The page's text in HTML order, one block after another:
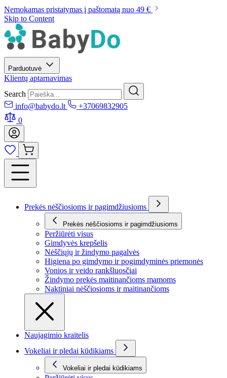
Nemokamas pristatymas į paštomatą nuo 49 €
Skip to Content
Parduotuvė
Klientų aptarnavimas
Search
info@babydo.lt
+37069832905
0
Prekės nėščiosioms ir pagimdžiusioms
Prekės nėščiosioms ir pagimdžiusioms
Peržiūrėti visus
Gimdyvės krepšelis
Nėščiųjų ir žindymo pagalvės
Higiena po gimdymo ir pogimdyminės priemonės
Vonios ir veido rankšluosčiai
Žindymo prekės maitinančioms mamoms
Naktiniai nėščiosioms ir maitinančioms
Naujagimio kraitelis
Vokeliai ir pledai kūdikiams
Vokeliai ir pledai kūdikiams